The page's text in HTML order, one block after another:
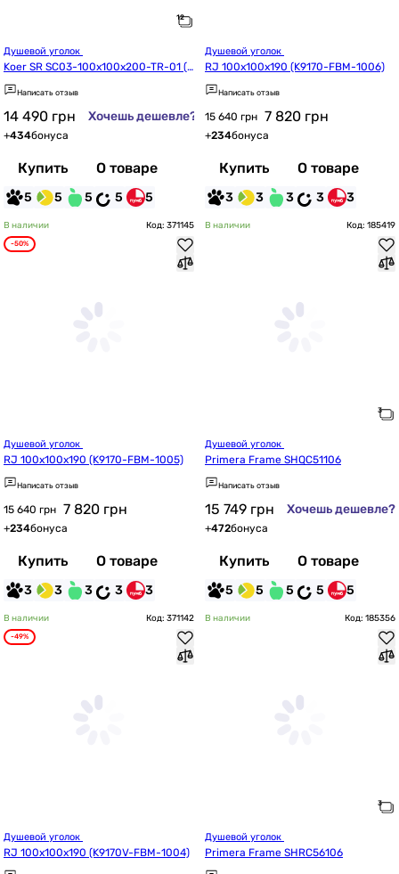
Koer SR SC03-100x100x200-TR-01 (K
R5357)
Написать отзыв
14 490 грн Хочешь дешевле?
+434бонуса
Купить О товаре
5 5 5 5 5
RJ 100x100x190 (K9170-FBM-1006)
Написать отзыв
15 640 грн 7 820 грн
+234бонуса
Купить О товаре
3 3 3 3 3
В наличии Код: 371145
-50%
RJ 100x100x190 (K9170-FBM-1005)
Написать отзыв
15 640 грн 7 820 грн
+234бонуса
Купить О товаре
3 3 3 3 3
В наличии Код: 185419
Primera Frame SHQC51106
Написать отзыв
15 749 грн Хочешь дешевле?
+472бонуса
Купить О товаре
5 5 5 5 5
В наличии Код: 371142
-49%
RJ 100x100x190 (K9170V-FBM-1004)
В наличии Код: 185356
Primera Frame SHRC56106